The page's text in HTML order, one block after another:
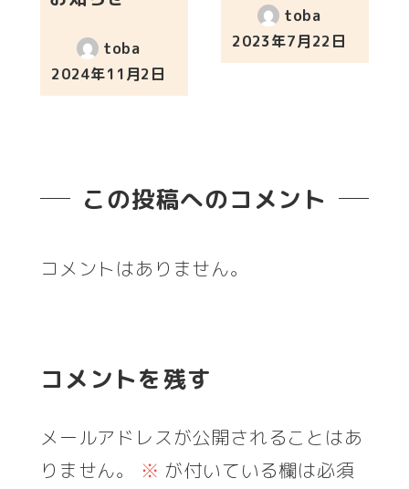
toba
投稿日
2024年11月2日
toba
投稿日
2023年7月22日
この投稿へのコメント
コメントはありません。
コメントを残す
メールアドレスが公開されることはあ
りません。
※ が付いている欄は必須